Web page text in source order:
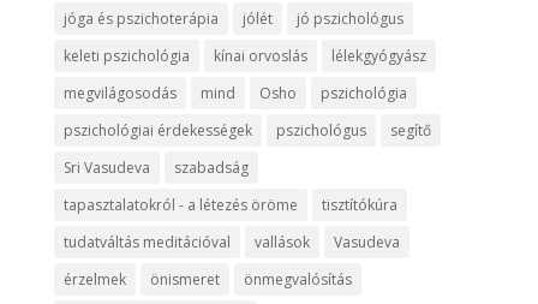
jóga és pszichoterápia
jólét
jó pszichológus
keleti pszichológia
kínai orvoslás
lélekgyógyász
megvilágosodás
mind Osho
pszichológia
pszichológiai érdekességek
pszichológus
segítő
Sri Vasudeva
szabadság
tapasztalatokról - a létezés öröme
tisztítókúra
tudatváltás meditációval
vallások
Vasudeva
érzelmek
önismeret
önmegvalósítás